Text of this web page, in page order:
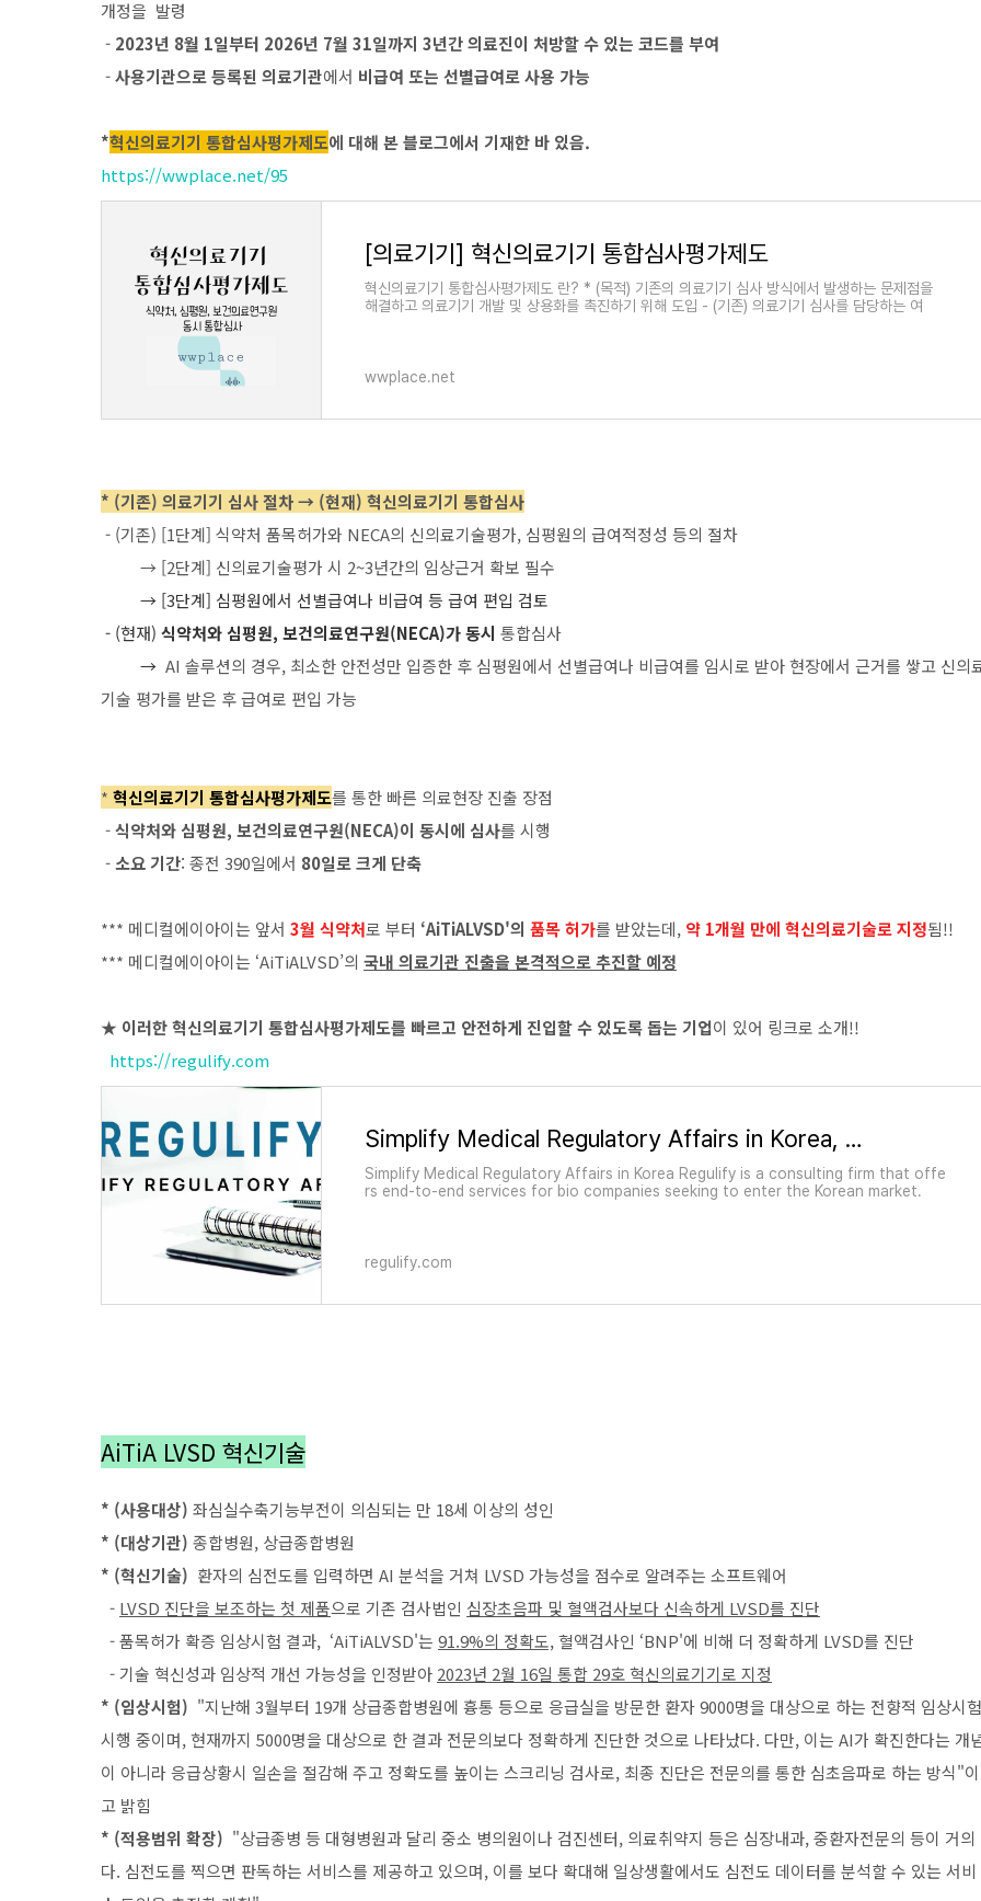
개정을 발령
- 2023년 8월 1일부터 2026년 7월 31일까지 3년간 의료진이 처방할 수 있는 코드를 부여
-사용기관으로 등록된 의료기관에서 비급여 또는 선별급여로 사용 가능
*혁신의료기기 통합심사평가제도에 대해 본 블로그에서 기재한 바 있음.
https://wwplace.net/95
[의료기기] 혁신의료기기 통합심사평가제도
혁신의료기기 통합심사평가제도 란? * (목적) 기존의 의료기기 심사 방식에서 발생하는 문제점을
해결하고 의료기기 개발 및 상용화를 촉진하기 위해 도입 - (기존) 의료기기 심사를 담당하는 여
wwplace.net
* (기존) 의료기기 심사 절차 → (현재) 혁신의료기기 통합심사
- (기존) [1단계] 식약처 품목허가와 NECA의 신의료기술평가, 심평원의 급여적정성 등의 절차
→ [2단계] 신의료기술평가 시 2~3년간의 임상근거 확보 필수
→ [3단계] 심평원에서 선별급여나 비급여 등 급여 편입 검토
- (현재) 식약처와 심평원, 보건의료연구원(NECA)가 동시 통합심사
→ AI 솔루션의 경우, 최소한 안전성만 입증한 후 심평원에서 선별급여나 비급여를 임시로 받아 현장에서 근거를 쌓고 신의
기술 평가를 받은 후 급여로 편입 가능
* 혁신의료기기 통합심사평가제도를 통한 빠른 의료현장 진출 장점
-식약처와 심평원, 보건의료연구원(NECA)이 동시에 심사를 시행
-소요 기간: 종전 390일에서 80일로 크게 단축
*** 메디컬에이아이는 앞서 3월 식약처로 부터 ‘AiTiALVSD'의 품목 허가를 받았는데, 약 1개월 만에 혁신의료기술로 지정됨!!
*** 메디컬에이아이는 ‘AiTiALVSD’의 국내 의료기관 진출을 본격적으로 추진할 예정
★ 이러한 혁신의료기기 통합심사평가제도를 빠르고 안전하게 진입할 수 있도록 돕는 기업이 있어 링크로 소개!!
https://regulify.com
Simplify Medical Regulatory Affairs in Korea, Regulify.com
Simplify Medical Regulatory Affairs in Korea Regulify is a consulting firm that offe
rs end-to-end services for bio companies seeking to enter the Korean market.
regulify.com
AiTiA LVSD 혁신기술
* (사용대상) 좌심실수축기능부전이 의심되는 만 18세 이상의 성인
* (대상기관) 종합병원, 상급종합병원
* (혁신기술) 환자의 심전도를 입력하면 AI 분석을 거쳐 LVSD 가능성을 점수로 알려주는 소프트웨어
- LVSD 진단을 보조하는 첫 제품으로 기존 검사법인 심장초음파 및 혈액검사보다 신속하게 LVSD를 진단
- 품목허가 확증 임상시험 결과, ‘AiTiALVSD'는 91.9%의 정확도,혈액검사인 ‘BNP'에 비해 더 정확하게 LVSD를 진단
- 기술 혁신성과 임상적 개선 가능성을 인정받아 2023년 2월 16일 통합 29호 혁신의료기기로 지정
* (임상시험) "지난해 3월부터 19개 상급종합병원에 흉통 등으로 응급실을 방문한 환자 9000명을 대상으로 하는 전향적 임상시
시행 중이며, 현재까지 5000명을 대상으로 한 결과 전문의보다 정확하게 진단한 것으로 나타났다. 다만, 이는 AI가 확진한다는 개
이 아니라 응급상황시 일손을 절감해 주고 정확도를 높이는 스크리닝 검사로, 최종 진단은 전문의를 통한 심초음파로 하는 방식"
고 밝힘
* (적용범위 확장) "상급종병 등 대형병원과 달리 중소 병의원이나 검진센터, 의료취약지 등은 심장내과, 중환자전문의 등이 거의
다. 심전도를 찍으면 판독하는 서비스를 제공하고 있으며, 이를 보다 확대해 일상생활에서도 심전도 데이터를 분석할 수 있는 서비